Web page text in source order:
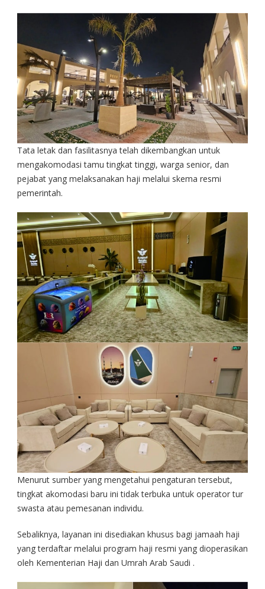
Tata letak dan fasilitasnya telah dikembangkan untuk
mengakomodasi tamu tingkat tinggi, warga senior, dan
pejabat yang melaksanakan haji melalui skema resmi
pemerintah.
Menurut sumber yang mengetahui pengaturan tersebut,
tingkat akomodasi baru ini tidak terbuka untuk operator tur
swasta atau pemesanan individu.
Sebaliknya, layanan ini disediakan khusus bagi jamaah haji
yang terdaftar melalui program haji resmi yang dioperasikan
oleh Kementerian Haji dan Umrah Arab Saudi .